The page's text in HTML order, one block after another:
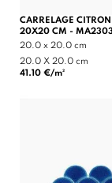
CARRELAGE CITRON
20X20 CM -
20.0 x 20.0 cm
20.0 X 20.0 cm
41.10 €/m²